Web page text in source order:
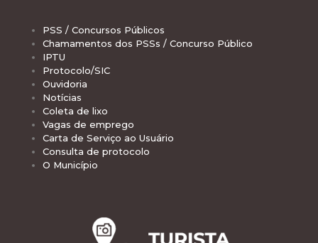
PSS / Concursos Públicos
Chamamentos dos PSSs / Concurso Público
IPTU
Protocolo/SIC
Ouvidoria
Notícias
Coleta de lixo
Vagas de emprego
Carta de Serviço ao Usuário
Consulta de protocolo
O Município